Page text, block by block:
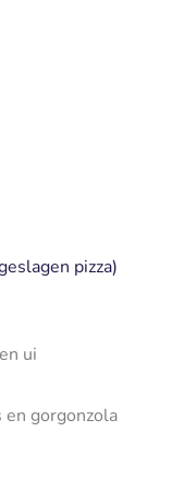
pizza)
ui
en gorgonzola